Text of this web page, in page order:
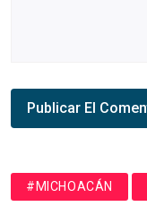
#MICHOACÁN